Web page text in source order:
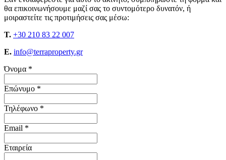
θα επικοινωνήσουμε μαζί σας το συντομότερο δυνατόν, ή
μοιραστείτε τις προτιμήσεις σας μέσω:
T. +30 210 83 22 007
E. info@terraproperty.gr
Όνομα *
Επώνυμο *
Τηλέφωνο *
Email *
Εταιρεία